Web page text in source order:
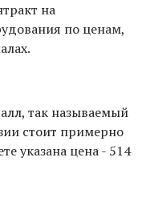
на
по ценам,
так называемый
стоит примерно
указана цена - 514